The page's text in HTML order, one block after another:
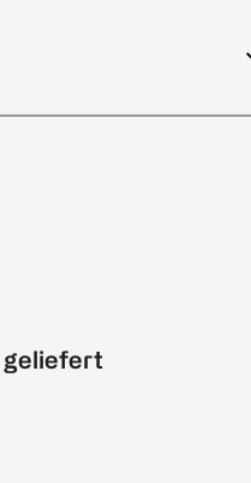
geliefert